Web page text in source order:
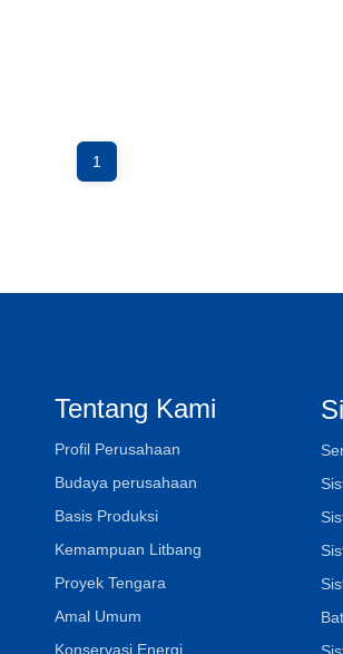
1
Tentang Kami
Profil Perusahaan
Budaya perusahaan
Basis Produksi
Kemampuan Litbang
Proyek Tengara
Amal Umum
Konservasi Energi